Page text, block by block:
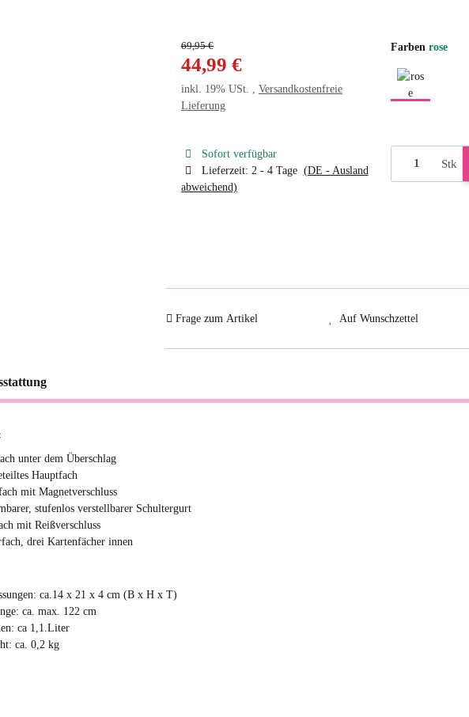
69,95 €
44,99 €
inkl. 19% USt. , Versandkostenfreie
Lieferung
Sofort verfügbar
Lieferzeit: 2 - 4 Tage (DE - Ausland
abweichend)
Farben rose
Stk
Frage zum Artikel Auf Wunschzettel
unter dem Überschlag
Hauptfach
mit Magnetverschluss
stufenlos verstellbarer Schultergurt
mit Reißverschluss
drei Kartenfächer innen
ca.14 x 21 x 4 cm (B x H x T)
ca. max. 122 cm
ca 1,1.Liter
ca. 0,2 kg